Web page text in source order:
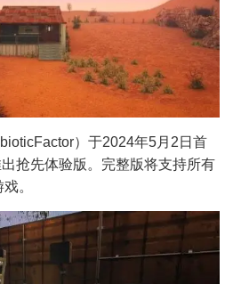
）于2024年5月2日首
抢先体验版。完整版将支持所有
。